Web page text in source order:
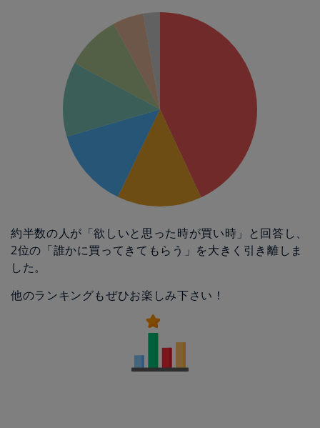
約半数の人が「欲しいと思った時が買い時」と回答し、
2位の「誰かに買ってきてもらう」を大きく引き離しま
した。
他のランキングもぜひお楽しみ下さい！